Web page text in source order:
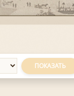
ПОКАЗАТЬ